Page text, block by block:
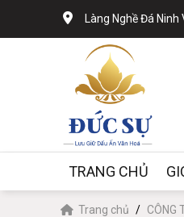
Làng Nghề Đá Ninh
TRANG CHỦ
Trang chủ CÔNG